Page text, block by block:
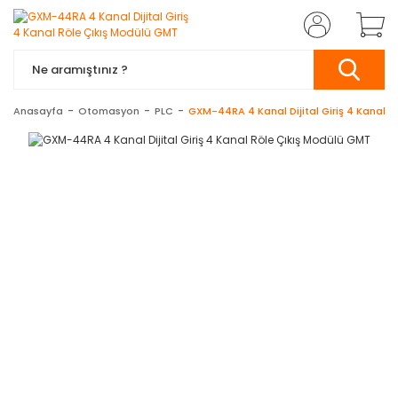
Anasayfa Otomasyon PLC GXM-44RA 4 Kanal Dijital Giriş 4 Kanal